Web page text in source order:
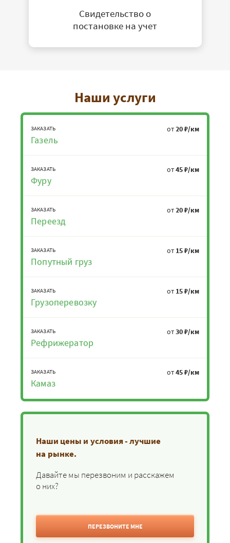
Свидетельство о
постановке на учет
Наши услуги
ЗАКАЗАТЬ
Газель
от20 ₽/км
ЗАКАЗАТЬ
Фуру
от45 ₽/км
ЗАКАЗАТЬ
Переезд
от20 ₽/км
ЗАКАЗАТЬ
Попутный груз
от 15 ₽/км
ЗАКАЗАТЬ
Грузоперевозку
от 15 ₽/км
ЗАКАЗАТЬ
Рефрижератор
от30 ₽/км
ЗАКАЗАТЬ
Камаз
от45 ₽/км
Наши цены и условия - лучшие
на рынке.
Давайте мы перезвоним и расскажем
о них?
ПЕРЕЗВОНИТЕ МНЕ